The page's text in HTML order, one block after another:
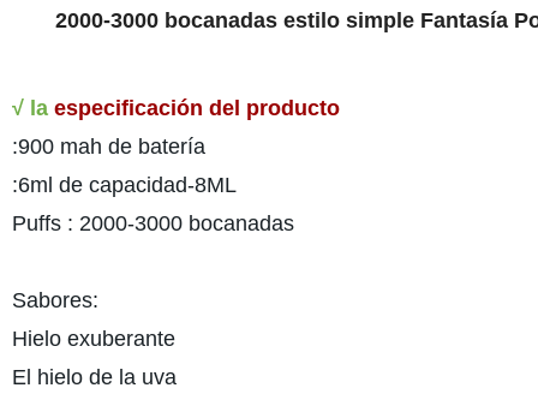
2000-3000 bocanadas estilo simple Fantasía
√ laespecificación del producto
:900 mah de batería
:6ml de capacidad-8ML
Puffs : 2000-3000 bocanadas
Sabores:
Hielo exuberante
El hielo de la uva